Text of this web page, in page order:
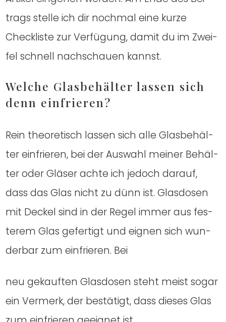
trags stel­le ich dir noch­mal eine kur­ze
Check­lis­te zur Ver­fü­gung, damit du im Zwei­
fel schnell nach­schau­en kannst.
Wel­che Glas­be­häl­ter las­sen sich
denn ein­frie­ren?
Rein theo­re­tisch las­sen sich alle Glas­be­häl­
ter ein­frie­ren, bei der Aus­wahl mei­ner Behäl­
ter oder Glä­ser ach­te ich jedoch dar­auf,
dass das Glas nicht zu dünn ist. Glas­do­sen
mit Deckel sind in der Regel immer aus fes­
te­rem Glas gefer­tigt und eig­nen sich wun­
der­bar zum ein­frie­ren. Bei
neu gekauf­ten Glas­do­sen steht meist sogar
ein Ver­merk, der bestä­tigt, dass die­ses Glas